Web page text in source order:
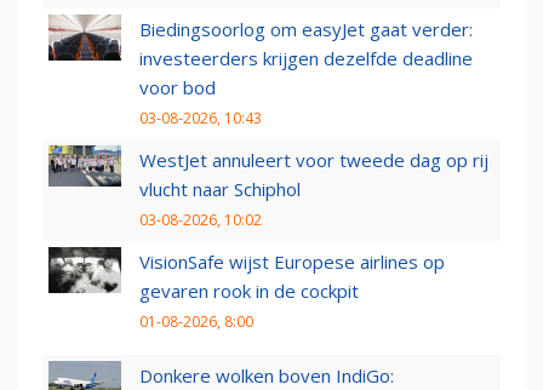
Biedingsoorlog om easyJet gaat verder:
investeerders krijgen dezelfde deadline
voor bod
03-08-2026, 10:43
WestJet annuleert voor tweede dag op rij
vlucht naar Schiphol
03-08-2026, 10:02
VisionSafe wijst Europese airlines op
gevaren rook in de cockpit
01-08-2026, 8:00
Donkere wolken boven IndiGo: